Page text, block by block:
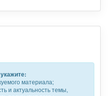
материала;
и актуальность темы,